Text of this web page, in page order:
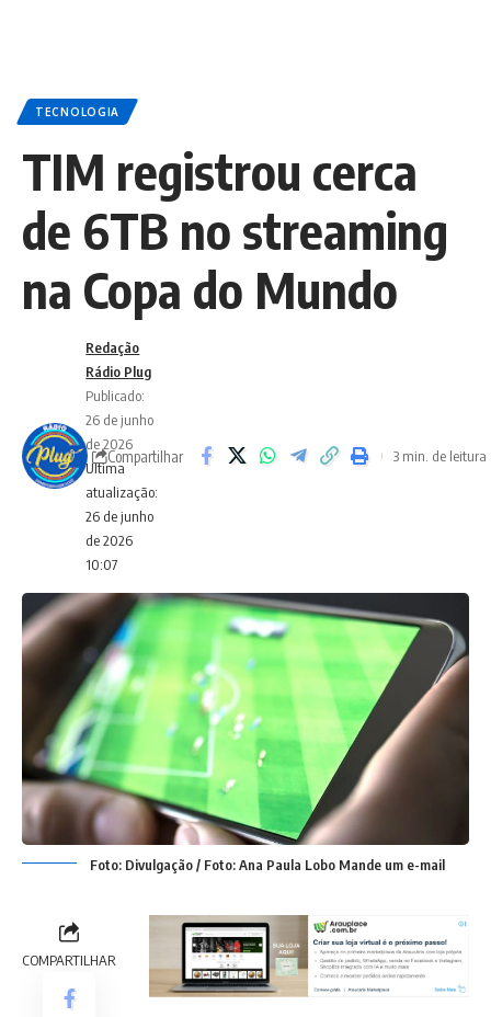
TECNOLOGIA
TIM registrou cerca
de 6TB no streaming
na Copa do Mundo
Ultima
atualização:
26 de junho
de 2026
10:07
Redação
Rádio Plug
Publicado:
26 de junho
de 2026
Compartilhar 3 min. de leitura
Foto: Divulgação / Foto: Ana Paula Lobo Mande um e-mail
COMPARTILHAR